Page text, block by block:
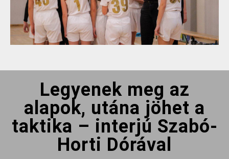
Legyenek meg az
alapok, utána jöhet a
taktika – interjú Szabó-
Horti Dórával